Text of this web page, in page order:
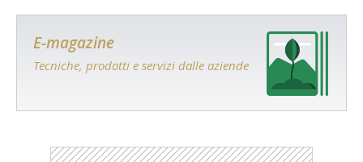
E-magazine
Tecniche, prodotti e servizi dalle aziende